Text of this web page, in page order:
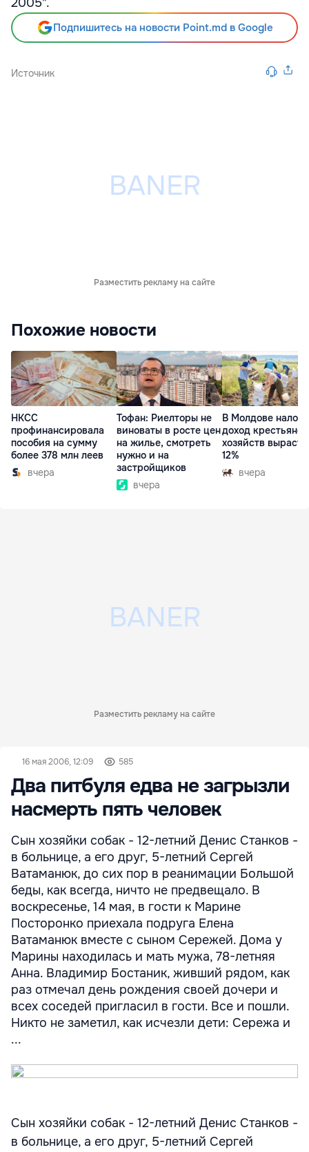
Подпишитесь на новости Point.md в Google
Источник
Разместить рекламу на сайте
Похожие новости
НКСС
профинансировала
пособия на сумму
более 378 млн леев
вчера
Тофан: Риелторы не
виноваты в росте цен
на жилье, смотреть
нужно и на
застройщиков
вчера
В Молдове налог
доход
хозяйств
12%
вчера
Разместить рекламу на сайте
16 мая 2006, 12:09 585
Два питбуля едва не загрызли
насмерть пять человек
Сын хозяйки собак - 12-летний Денис Станков -
в больнице, а его друг, 5-летний Сергей
Ватаманюк, до сих пор в реанимации Большой
беды, как всегда, ничто не предвещало. В
воскресенье, 14 мая, в гости к Марине
Посторонко приехала подруга Елена
Ватаманюк вместе с сыном Сережей. Дома у
Марины находилась и мать мужа, 78-летняя
Анна. Владимир Бостаник, живший рядом, как
раз отмечал день рождения своей дочери и
всех соседей пригласил в гости. Все и пошли.
Никто не заметил, как исчезли дети: Сережа и
...
Сын хозяйки собак - 12-летний Денис Станков -
в больнице, а его друг, 5-летний Сергей